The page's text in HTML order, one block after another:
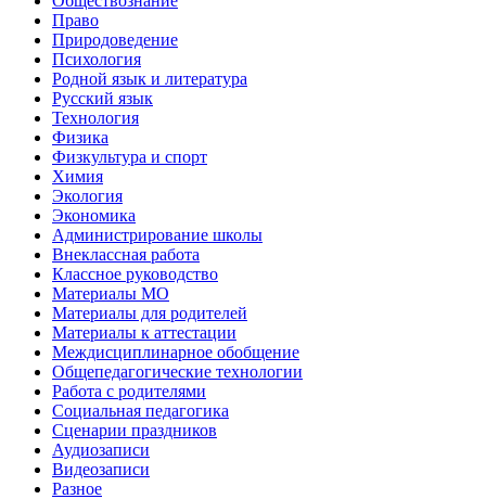
Право
Природоведение
Психология
Родной язык и литература
Русский язык
Технология
Физика
Физкультура и спорт
Химия
Экология
Экономика
Администрирование школы
Внеклассная работа
Классное руководство
Материалы МО
Материалы для родителей
Материалы к аттестации
Междисциплинарное обобщение
Общепедагогические технологии
Работа с родителями
Социальная педагогика
Сценарии праздников
Аудиозаписи
Видеозаписи
Разное